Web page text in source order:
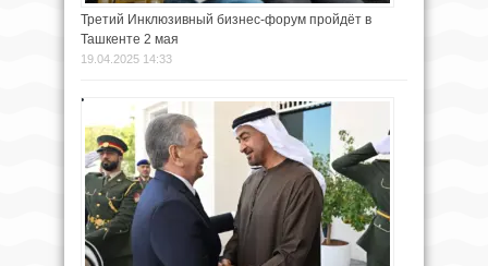
Третий Инклюзивный бизнес-форум пройдёт в
Ташкенте 2 мая
19.04.2025 14:33